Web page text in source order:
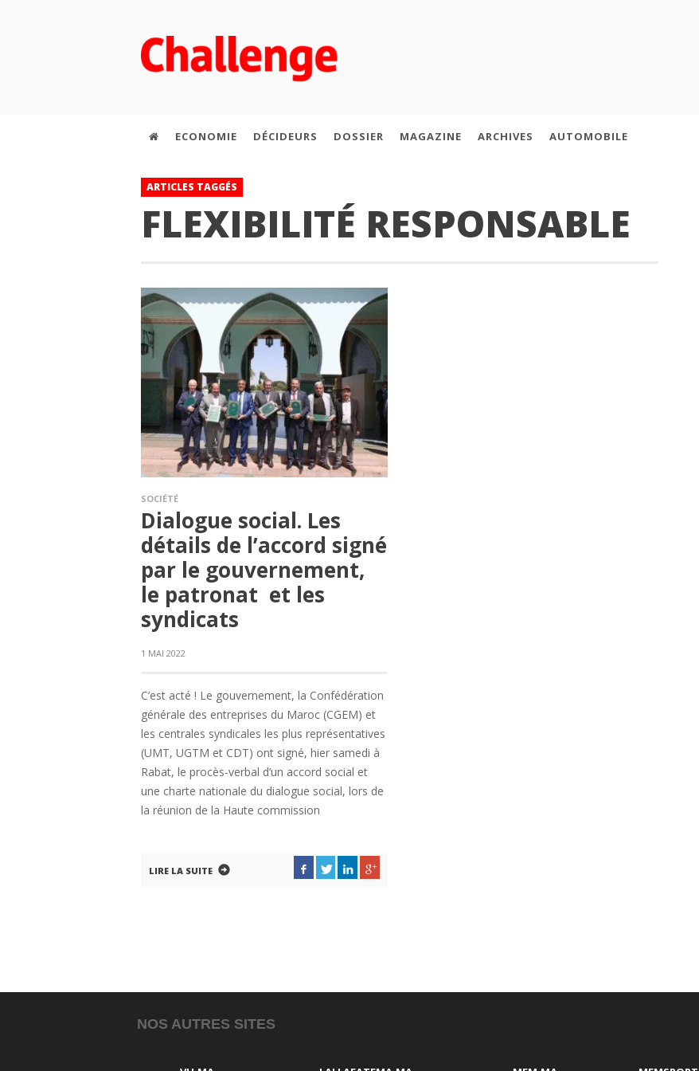
ECONOMIE DÉCIDEURS DOSSIER MAGAZINE ARCHIVES AUTOMOBILE
ARTICLES TAGGÉS
FLEXIBILITÉ RESPONSABLE
SOCIÉTÉ
Dialogue social. Les
détails de l’accord signé
par le gouvernement,
le patronat et les
syndicats
1 MAI 2022
C’est acté ! Le gouvernement, la Confédération
générale des entreprises du Maroc (CGEM) et
les centrales syndicales les plus représentatives
(UMT, UGTM et CDT) ont signé, hier samedi à
Rabat, le procès-verbal d’un accord social et
une charte nationale du dialogue social, lors de
la réunion de la Haute commission
LIRE LA SUITE
NOS AUTRES SITES